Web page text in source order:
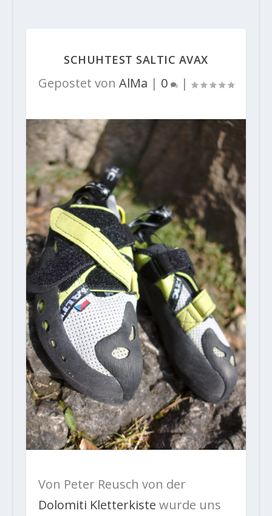
SCHUHTEST SALTIC AVAX
Gepostet von AlMa | 0 |
Von Peter Reusch von der
Dolomiti Kletterkiste wurde uns